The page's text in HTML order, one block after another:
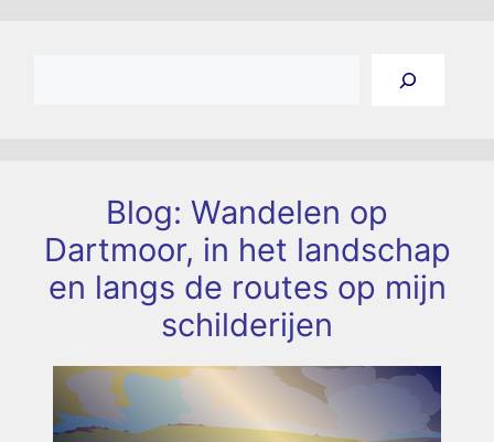
Blog: Wandelen op
Dartmoor, in het landschap
en langs de routes op mijn
schilderijen